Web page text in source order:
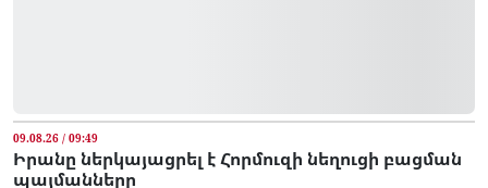
09.08.26 / 09:49
Իրանը ներկայացրել է Հորմուզի նեղուցի բացման
պայմանները